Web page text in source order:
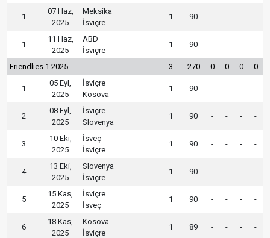
1
07 Haz,
2025
Meksika
İsviçre
1 90 - - - -
1
11 Haz,
2025
ABD
İsviçre
1 90 - - - -
Friendlies 1 2025 3 270 0 0 0 0
1
05 Eyl,
2025
İsviçre
Kosova
1 90 - - - -
2
08 Eyl,
2025
İsviçre
Slovenya
1 90 - - - -
3
10 Eki,
2025
İsveç
İsviçre
1 90 - - - -
4
13 Eki,
2025
Slovenya
İsviçre
1 90 - - - -
5
15 Kas,
2025
İsviçre
İsveç
1 90 - - - -
6
18 Kas,
2025
Kosova
İsviçre
1 89 - - - -